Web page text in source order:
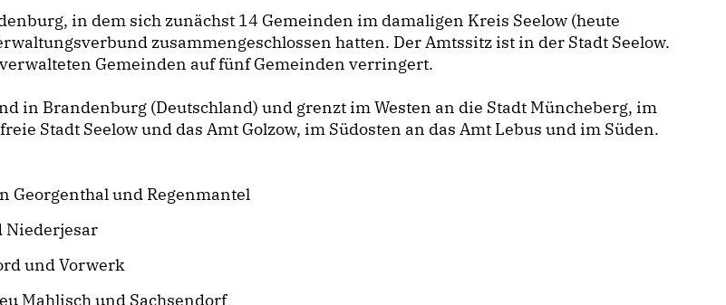
in dem sich zunächst 14 Gemeinden im damaligen Kreis Seelow (heute
zusammengeschlossen hatten. Der Amtssitz ist in der Stadt Seelow.
Gemeinden auf fünf Gemeinden verringert.
in Brandenburg (Deutschland) und grenzt im Westen an die Stadt Müncheberg, im
Stadt Seelow und das Amt Golzow, im Südosten an das Amt Lebus und im Süden.
Georgenthal und Regenmantel
Niederjesar
und Vorwerk
Mahlisch und Sachsendorf